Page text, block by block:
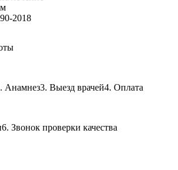
2018
Анамнез3. Выезд врачей4. Оплата
6. Звонок проверки качества